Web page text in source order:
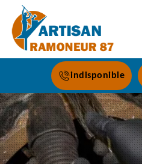
indisponible